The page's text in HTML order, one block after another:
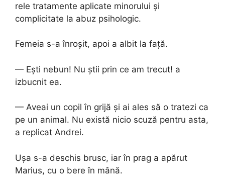
rele tratamente aplicate minorului și
complicitate la abuz psihologic.
Femeia s-a înroșit, apoi a albit la față.
— Ești nebun! Nu știi prin ce am trecut! a
izbucnit ea.
— Aveai un copil în grijă și ai ales să o tratezi ca
pe un animal. Nu există nicio scuză pentru asta,
a replicat Andrei.
Ușa s-a deschis brusc, iar în prag a apărut
Marius, cu o bere în mână.